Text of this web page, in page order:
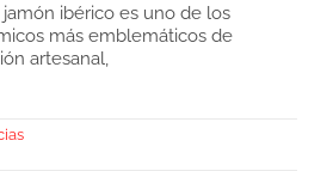
sin norma en oferta
ibérico es uno de los
más emblemáticos de
artesanal,